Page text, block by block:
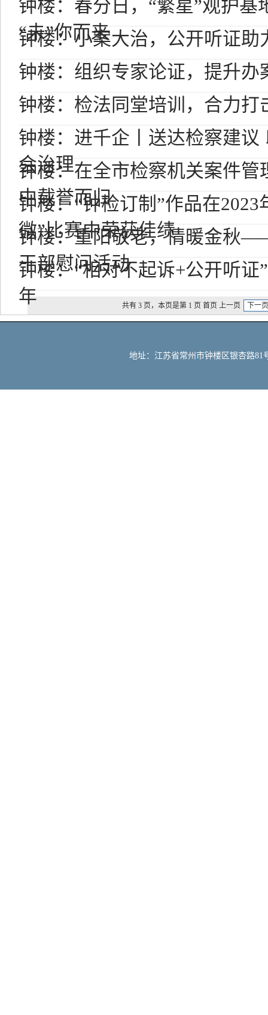
钟楼：春分日，“繁星”观护
“未”你而来
钟楼：小案大治，公开听证助
钟楼：组织专家论证，提升办
钟楼：检法同堂培训，合力打
钟楼：进千企丨送达检察建议
会治理
钟楼：在全市检察机关案件管
中载誉而归
钟楼：“钟检订制”作品在2023
微”比赛中荣获佳绩
钟楼：重阳敬老，情暖金秋
干部慰问活动
钟楼：“相对不起诉+公开听证
年
共有 3 页，本页是第 1 页 首页 上一页 下一页
地址：江苏省常州市钟楼区银杏路